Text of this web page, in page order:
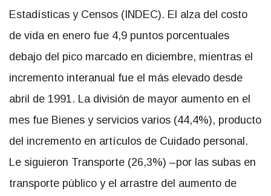
Estadísticas y Censos (INDEC). El alza del costo
de vida en enero fue 4,9 puntos porcentuales
debajo del pico marcado en diciembre, mientras el
incremento interanual fue el más elevado desde
abril de 1991. La división de mayor aumento en el
mes fue Bienes y servicios varios (44,4%), producto
del incremento en artículos de Cuidado personal.
Le siguieron Transporte (26,3%) –por las subas en
transporte público y el arrastre del aumento de